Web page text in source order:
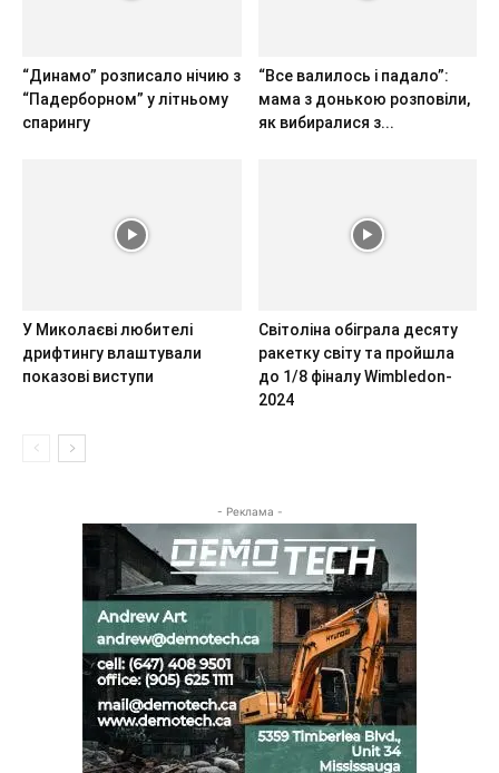
“Динамо” розписало нічию з
“Падерборном” у літньому
спарингу
“Все валилось і падало”:
мама з донькою розповіли,
як вибиралися з...
У Миколаєві любителі
дрифтингу влаштували
показові виступи
Світоліна обіграла десяту
ракетку світу та пройшла
до 1/8 фіналу Wimbledon-
2024
- Реклама -